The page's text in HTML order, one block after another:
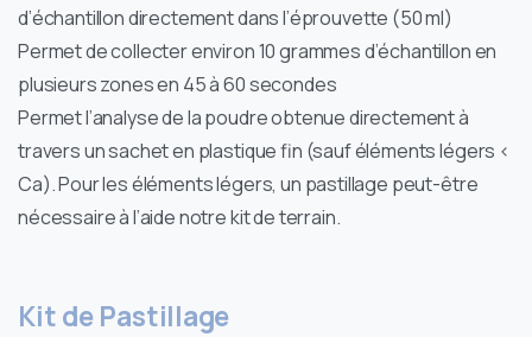
d’échantillon directement dans l’éprouvette (50 ml)
Permet de collecter environ 10 grammes d’échantillon en
plusieurs zones en 45 à 60 secondes
Permet l’analyse de la poudre obtenue directement à
travers un sachet en plastique fin (sauf éléments légers <
Ca). Pour les éléments légers, un pastillage peut-être
nécessaire à l’aide notre kit de terrain.
Kit de Pastillage